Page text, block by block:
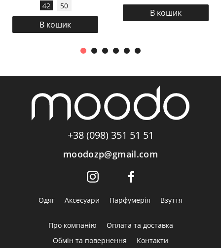
42 50
В кошик
В кошик
+38 (098) 351 51 51
moodozp@gmail.com
Одяг Аксесуари Парфумерія Взуття
Про компанію
Оплата та доставка
Обмін та повернення
Контакти